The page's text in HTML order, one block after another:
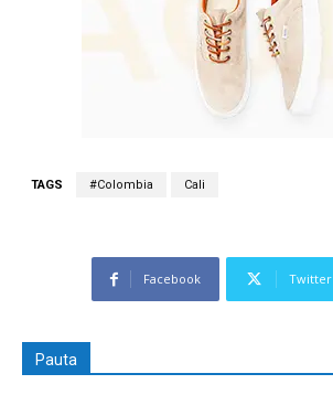
TAGS #Colombia Cali
Facebook Twitter
Pauta